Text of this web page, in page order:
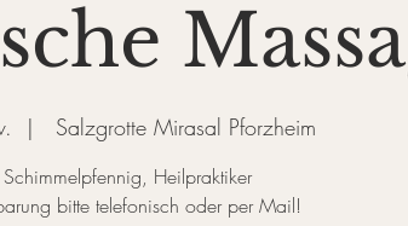
  |
Salzgrotte Mirasal Pforzheim
Heilpraktiker
bitte telefonisch oder per Mail!